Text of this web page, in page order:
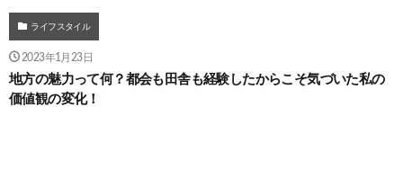
ライフスタイル
2023年1月23日
地方の魅力って何？都会も田舎も経験したからこそ気づいた私の
価値観の変化！